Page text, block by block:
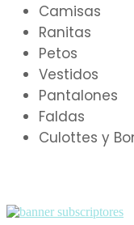
Camisas
Ranitas
Petos
Vestidos
Pantalones
Faldas
Culottes y